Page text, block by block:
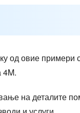
од овие
4M.
на деталите